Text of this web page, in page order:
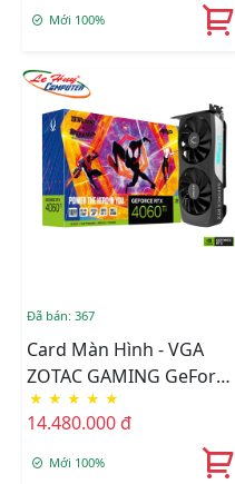
Mới 100%
Đã bán: 367
Card Màn Hình - VGA
ZOTAC GAMING GeForce
RTX 4060 Ti 16GB AMP
SPIDER-MAN™: Across
The Spider-Verse Bundle
★ ★ ★ ★ ★
14.480.000 đ
Mới 100%